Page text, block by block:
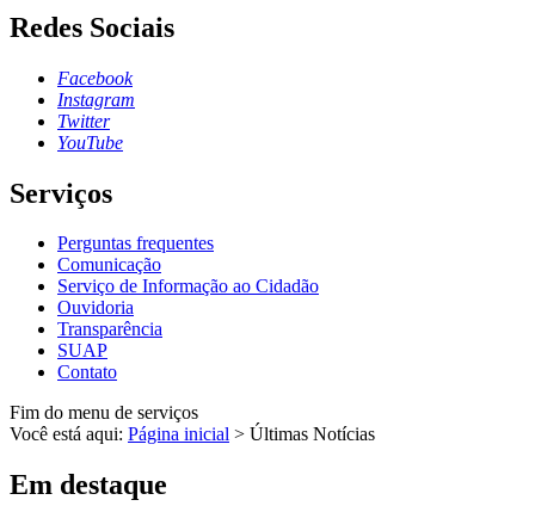
Redes Sociais
Facebook
Instagram
Twitter
YouTube
Serviços
Perguntas frequentes
Comunicação
Serviço de Informação ao Cidadão
Ouvidoria
Transparência
SUAP
Contato
Fim do menu de serviços
Você está aqui: Página inicial > Últimas Notícias
Em destaque